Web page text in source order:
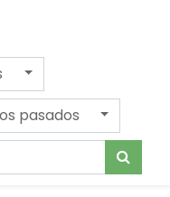
pasados